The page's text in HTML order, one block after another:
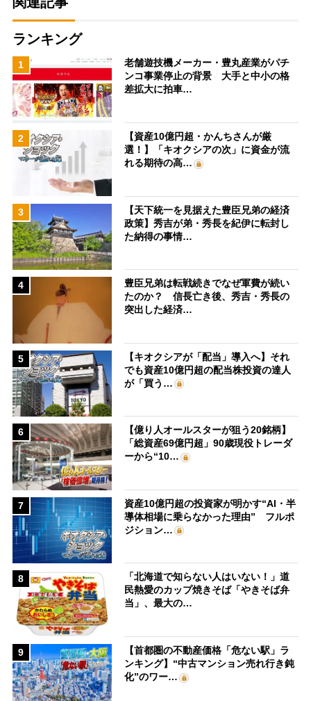
ランキング
1
老舗遊技機メーカー・豊丸産業がパチ
ンコ事業停止の背景 大手と中小の格
差拡大に拍車…
2
【資産10億円超・かんちさんが厳
選！】「キオクシアの次」に資金が流
れる期待の高…
3
【天下統一を見据えた豊臣兄弟の経済
政策】秀吉が弟・秀長を紀伊に転封し
た納得の事情…
4
豊臣兄弟は転戦続きでなぜ軍費が続い
たのか？ 信長亡き後、秀吉・秀長の
突出した経済…
5
【キオクシアが「配当」導入へ】それ
でも資産10億円超の配当株投資の達人
が「買う…
6
【億り人オールスターが狙う20銘柄】
「総資産69億円超」90歳現役トレーダ
ーから“10…
7
資産10億円超の投資家が明かす“AI・半
導体相場に乗らなかった理由” フルポ
ジション…
8
「北海道で知らない人はいない！」道
民熱愛のカップ焼きそば「やきそば弁
当」、最大の…
9
【首都圏の不動産価格「危ない駅」ラ
ンキング】“中古マンション売れ行き鈍
化”のワー…